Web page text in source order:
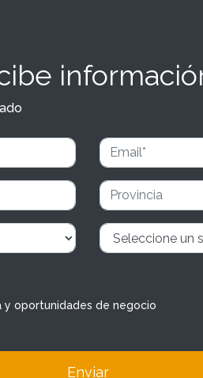
y oportunidades de negocio
Enviar